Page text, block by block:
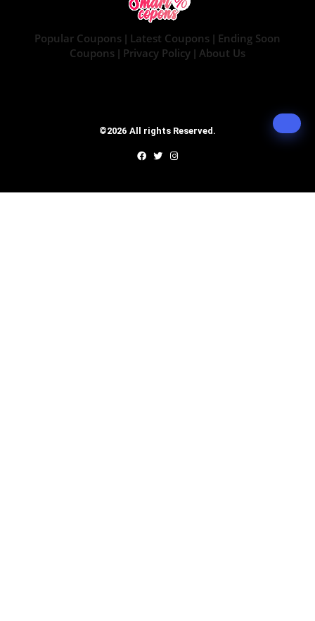
Popular Coupons | Latest Coupons | Ending Soon
Coupons | Privacy Policy | About Us
©2026 All rights Reserved.